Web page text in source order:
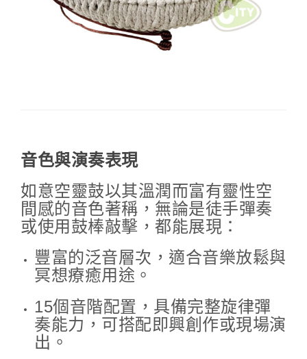
音色與演奏表現
如意空靈鼓以其溫潤而富有靈性空
間感的音色著稱，無論是徒手彈奏
或使用鼓棒敲擊，都能展現：
豐富的泛音層次，適合音樂放鬆與
冥想療癒用途。
15個音階配置，具備完整旋律彈
奏能力，可搭配即興創作或現場演
出。